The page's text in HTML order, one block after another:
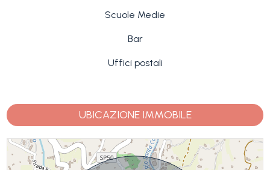
Scuole Medie
Bar
Uffici postali
UBICAZIONE IMMOBILE